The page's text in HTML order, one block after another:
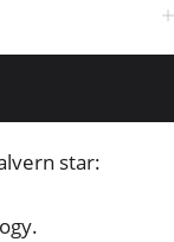
star: